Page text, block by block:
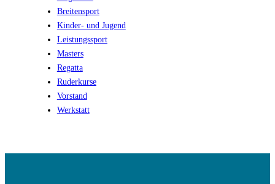
Breitensport
Kinder- und Jugend
Leistungssport
Masters
Regatta
Ruderkurse
Vorstand
Werkstatt